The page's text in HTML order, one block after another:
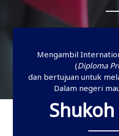
Mengambil
(Diploma
dan bertujuan untuk
Dalam negeri